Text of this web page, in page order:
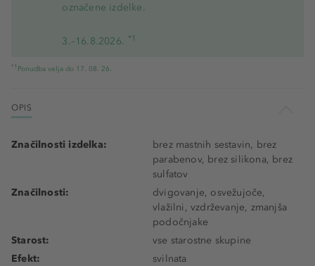
označene izdelke.
3.–16.8.2026. *1
*1 Ponudba velja do 17. 08. 26.
OPIS
Značilnosti izdelka:
brez mastnih sestavin, brez
parabenov, brez silikona, brez
sulfatov
Značilnosti:
dvigovanje, osvežujoče,
vlažilni, vzdrževanje, zmanjša
podočnjake
Starost:
vse starostne skupine
Efekt:
svilnata